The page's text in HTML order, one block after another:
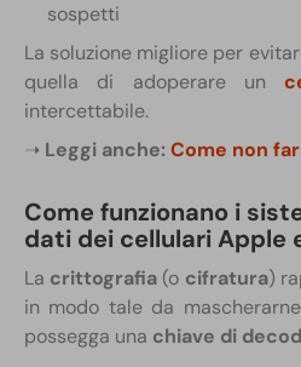
sospetti
La soluzione migliore per
quella di adoperare un
intercettabile.
➝ Leggi anche: Come non
Come funzionano i
dati dei cellulari Apple
La crittografia (o cifratura)
in modo tale da
possegga una chiave di